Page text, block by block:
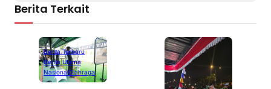
Berita Terkait
Berita Terbaru
Berita Utama
NasionalOlahraga